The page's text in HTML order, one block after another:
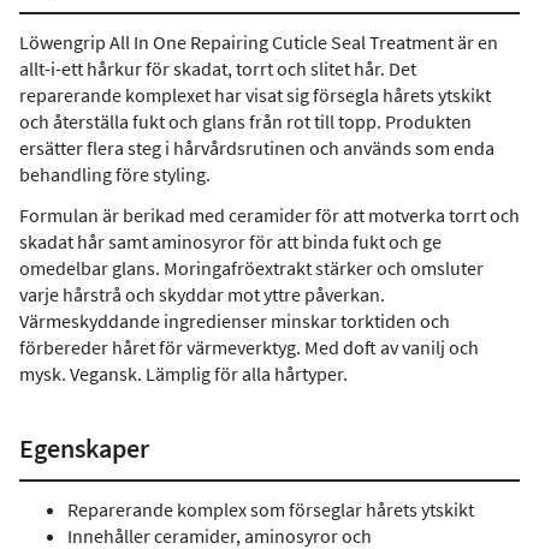
Löwengrip All In One Repairing Cuticle Seal Treatment är en
allt-i-ett hårkur för skadat, torrt och slitet hår. Det
reparerande komplexet har visat sig försegla hårets ytskikt
och återställa fukt och glans från rot till topp. Produkten
ersätter flera steg i hårvårdsrutinen och används som enda
behandling före styling.
Formulan är berikad med ceramider för att motverka torrt och
skadat hår samt aminosyror för att binda fukt och ge
omedelbar glans. Moringafröextrakt stärker och omsluter
varje hårstrå och skyddar mot yttre påverkan.
Värmeskyddande ingredienser minskar torktiden och
förbereder håret för värmeverktyg. Med doft av vanilj och
mysk. Vegansk. Lämplig för alla hårtyper.
Egenskaper
Reparerande komplex som förseglar hårets ytskikt
Innehåller ceramider, aminosyror och